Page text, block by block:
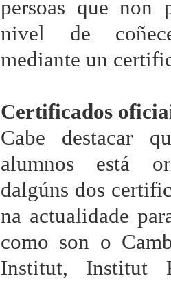
persoas que non
nivel de
mediante un
Certificados
Cabe destacar
alumnos está
dalgúns dos
na actualidade
como son o
Institut, Institut